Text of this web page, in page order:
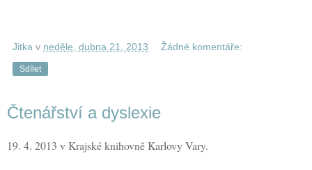
Jitka v neděle, dubna 21, 2013 Žádné komentáře:
Sdílet
Čtenářství a dyslexie
19. 4. 2013 v Krajské knihovně Karlovy Vary.